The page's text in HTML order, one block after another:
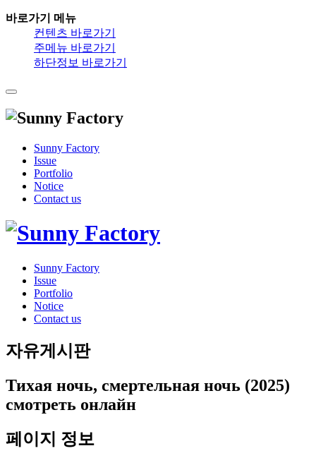
바로가기 메뉴
컨텐츠 바로가기
주메뉴 바로가기
하단정보 바로가기
Sunny Factory
Issue
Portfolio
Notice
Contact us
Sunny Factory
Issue
Portfolio
Notice
Contact us
자유게시판
Тихая ночь, смертельная ночь (2025)
смотреть онлайн
페이지 정보